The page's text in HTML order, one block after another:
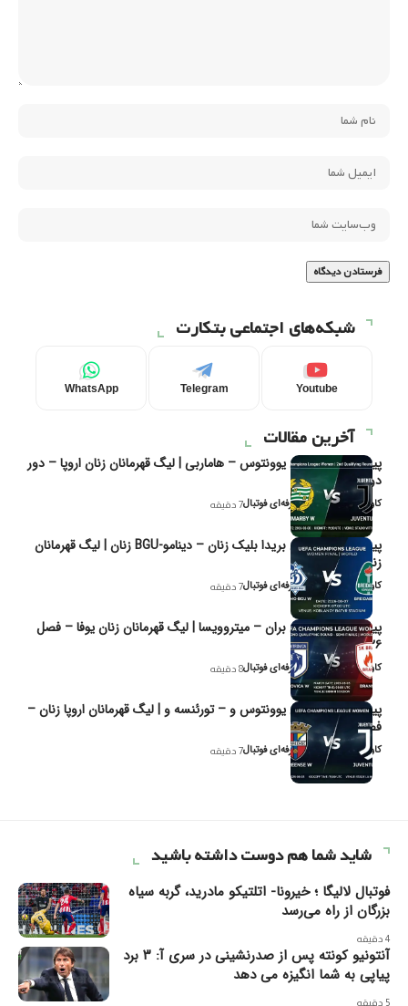
شبکه‌های اجتماعی بتکارت
Youtube
Telegram
WhatsApp
آخرین مقالات
پیش‌بینی و تحلیل یوونتوس – هاماربی | لیگ قهرمانان زنان اروپا – دور
دوم مرحله
کاوه نیک‌فر، تحلیل‌گر حرفه‌ای فوتبال7 دقیقه
پیش‌بینی و تحلیل بریدا بلیک زنان – دینامو-BGU زنان | لیگ قهرمانان
زنان یوفا
کاوه نیک‌فر، تحلیل‌گر حرفه‌ای فوتبال7 دقیقه
پیش‌بینی و تحلیل بران – میتروویسا | لیگ قهرمانان زنان یوفا – فصل
۲۰۲۶
کاوه نیک‌فر، تحلیل‌گر حرفه‌ای فوتبال8 دقیقه
پیش‌بینی و تحلیل یوونتوس و – تورئنسه و | لیگ قهرمانان اروپا زنان –
فصل ۲۰۲۶
کاوه نیک‌فر، تحلیل‌گر حرفه‌ای فوتبال7 دقیقه
شاید شما هم دوست داشته باشید
فوتبال لالیگا ؛ خیرونا- اتلتیکو مادرید، گربه سیاه
بزرگان از راه می‌رسد
4 دقیقه
آنتونیو کونته پس از صدرنشینی در سری آ: ۳ برد
پیاپی به شما انگیزه می دهد
5 دقیقه